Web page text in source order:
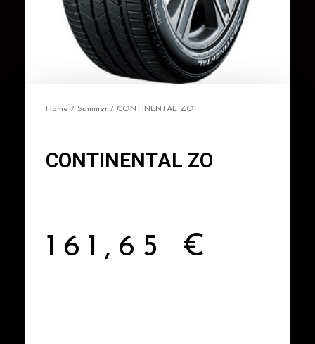
Home / Summer / CONTINENTAL ZO
CONTINENTAL ZO
161,65 €